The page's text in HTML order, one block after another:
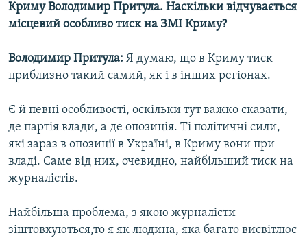
Криму Володимир Притула. Наскільки відчувається
місцевий особливо тиск на ЗМІ Криму?
Володимир Притула: Я думаю, що в Криму тиск
приблизно такий самий, як і в інших регіонах.
Є й певні особливості, оскільки тут важко сказати,
де партія влади, а де опозиція. Ті політичні сили,
які зараз в опозиції в Україні, в Криму вони при
владі. Саме від них, очевидно, найбільший тиск на
журналістів.
Найбільша проблема, з якою журналісти
зіштовхуються,то я як людина, яка багато висвітлює